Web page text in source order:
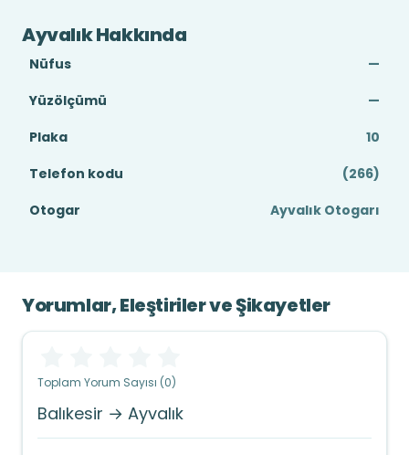
Ayvalık Hakkında
Nüfus
—
Yüzölçümü
—
Plaka
10
Telefon kodu
(266)
Otogar
Ayvalık Otogarı
Yorumlar, Eleştiriler ve Şikayetler
Toplam Yorum Sayısı (0)
Balıkesir → Ayvalık